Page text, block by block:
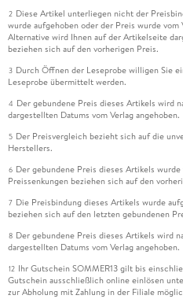
2 Diese Artikel unterliegen nicht der
wurde aufgehoben oder der Preis wurde
Alternative wird Ihnen auf der Artikelseite
beziehen sich auf den vorherigen Preis.
3 Durch Öffnen der Leseprobe willigen Sie
Leseprobe übermittelt werden.
4 Der gebundene Preis dieses Artikels wird
dargestellten Datums vom Verlag angehoben.
5 Der Preisvergleich bezieht sich auf die
Herstellers.
6 Der gebundene Preis dieses Artikels
Preissenkungen beziehen sich auf den
7 Die Preisbindung dieses Artikels wurde
beziehen sich auf den letzten gebundenen
8 Der gebundene Preis dieses Artikels wird
dargestellten Datums vom Verlag angehoben.
12 Ihr Gutschein SOMMER13 gilt bis
Gutschein ausschließlich online einlösen
zur Abholung mit Zahlung in der Filiale